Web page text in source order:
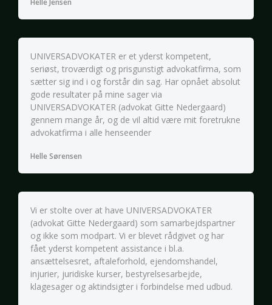
UNIVERSADVOKATER er et yderst kompetent,
seriøst, troværdigt og prisgunstigt advokatfirma, som
sætter sig ind i og forstår din sag. Har opnået absolut
gode resultater på mine sager via
UNIVERSADVOKATER (advokat Gitte Nedergaard)
gennem mange år, og de vil altid være mit foretrukne
advokatfirma i alle henseender
Helle Sørensen
Vi er stolte over at have UNIVERSADVOKATER
(advokat Gitte Nedergaard) som samarbejdspartner
og ikke som modpart. Vi er blevet rådgivet og har
fået yderst kompetent assistance i bl.a.
ansættelsesret, aftaleforhold, ejendomshandel,
injurier, juridiske kurser, bestyrelsesarbejde,
klagesager og aktindsigter i forbindelse med udbud.